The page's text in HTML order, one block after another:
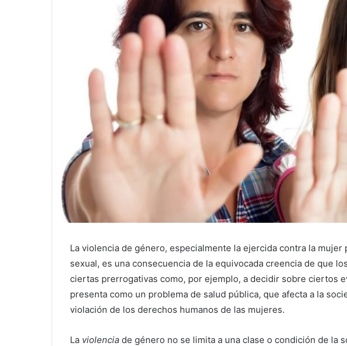
La violencia de género, especialmente la ejercida contra la
sexual, es una consecuencia de la equivocada creencia de que
ciertas prerrogativas como, por ejemplo, a decidir sobre ciertos
presenta como un problema de salud pública, que afecta a la
violación de los derechos humanos de las mujeres.
La violencia de género no se limita a una clase o condición de la